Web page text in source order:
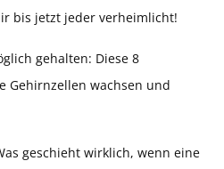
bis jetzt jeder verheimlicht!
gehalten: Diese 8
Gehirnzellen wachsen und
geschieht wirklich, wenn eine